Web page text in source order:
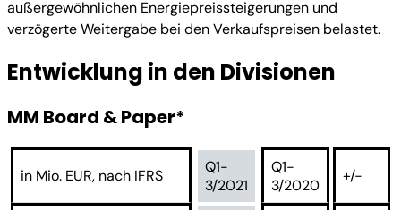
außergewöhnlichen Energiepreissteigerungen und
verzögerte Weitergabe bei den Verkaufspreisen belastet.
Entwicklung in den Divisionen
MM Board & Paper*
in Mio. EUR, nach IFRS
Q1-
3/2021
Q1-
3/2020
+/-